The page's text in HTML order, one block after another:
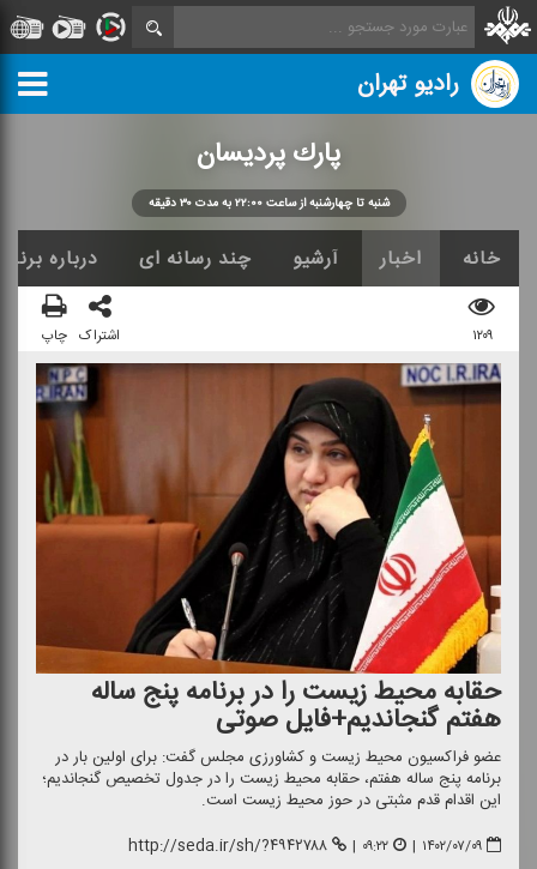
رادیو تهران
پارك پردیسان
شنبه تا چهارشنبه از ساعت ۲۲:۰۰ به مدت ۳۰ دقیقه
خانه اخبار آرشیو چند رسانه ای درباره
۱۲۰۹ اشتراک چاپ
حقابه محیط زیست را در برنامه پنج ساله
هفتم گنجاندیم+فایل صوتی
عضو فراكسیون محیط زیست و كشاورزی مجلس گفت: برای اولین بار در
برنامه پنج ساله هفتم، حقابه محیط زیست را در جدول تخصیص گنجاندیم؛
این اقدام قدم مثبتی در حوز محیط زیست است.
۱۴۰۲/۰۷/۰۹ | ۰۹:۲۲ | http://seda.ir/sh/?۴۹۴۲۷۸۸